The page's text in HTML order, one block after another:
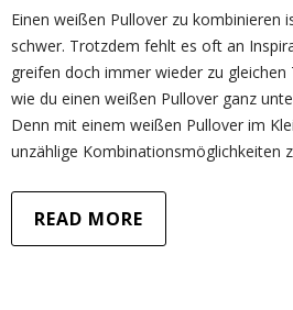
Einen weißen Pullover zu kombinieren
schwer. Trotzdem fehlt es oft an
greifen doch immer wieder zu gleichen
wie du einen weißen Pullover ganz
Denn mit einem weißen Pullover im
unzählige Kombinationsmöglichkeiten
READ MORE